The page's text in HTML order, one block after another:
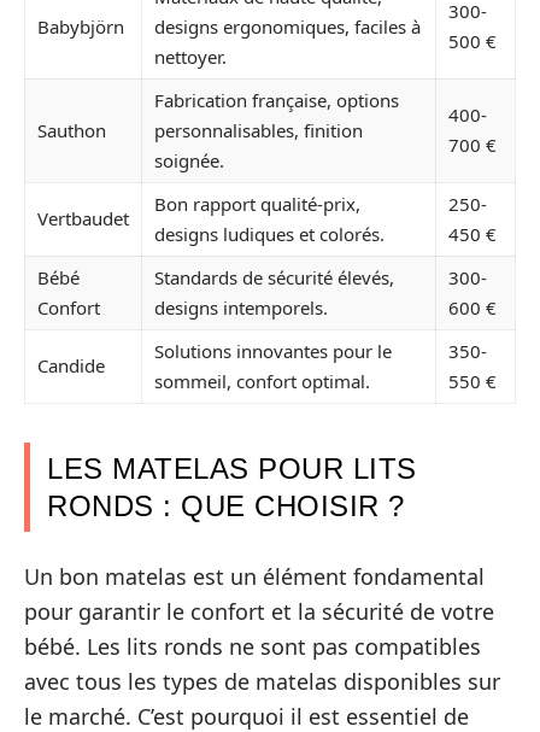
Babybjörn
designs ergonomiques, faciles à
nettoyer.
300-
500 €
Sauthon
Fabrication française, options
personnalisables, finition
soignée.
400-
700 €
Vertbaudet
Bon rapport qualité-prix,
designs ludiques et colorés.
250-
450 €
Bébé
Confort
Standards de sécurité élevés,
designs intemporels.
300-
600 €
Candide
Solutions innovantes pour le
sommeil, confort optimal.
350-
550 €
LES MATELAS POUR LITS
RONDS : QUE CHOISIR ?
Un bon matelas est un élément fondamental
pour garantir le confort et la sécurité de votre
bébé. Les lits ronds ne sont pas compatibles
avec tous les types de matelas disponibles sur
le marché. C’est pourquoi il est essentiel de